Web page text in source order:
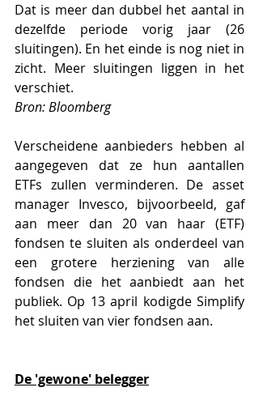
Dat is meer dan dubbel het aantal in
dezelfde periode vorig jaar (26
sluitingen). En het einde is nog niet in
zicht. Meer sluitingen liggen in het
verschiet.
Bron: Bloomberg
Verscheidene aanbieders hebben al
aangegeven dat ze hun aantallen
ETFs zullen verminderen. De asset
manager Invesco, bijvoorbeeld, gaf
aan meer dan 20 van haar (ETF)
fondsen te sluiten als onderdeel van
een grotere herziening van alle
fondsen die het aanbiedt aan het
publiek. Op 13 april kodigde Simplify
het sluiten van vier fondsen aan.
De 'gewone' belegger